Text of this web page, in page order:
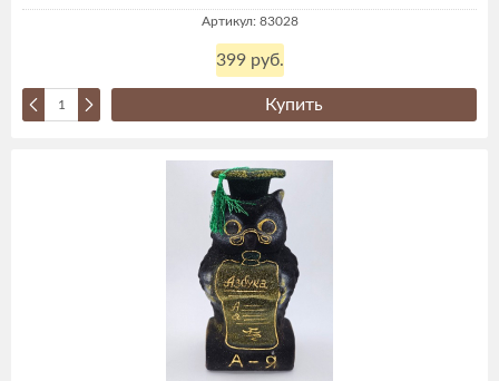
Артикул: 83028
399 руб.
Купить